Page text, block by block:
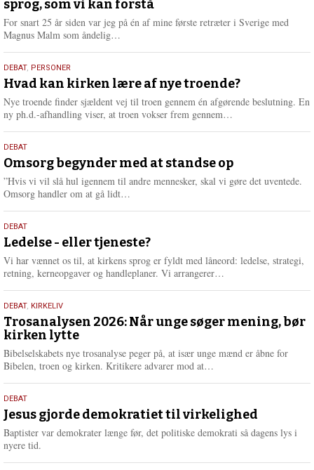
2026
sprog, som vi kan forstå
For snart 25 år siden var jeg på én af mine første retræter i Sverige med
Magnus Malm som åndelig…
e
r
e
25.
juli
2026
DEBAT, PERSONER
Hvad kan kirken lære af nye troende?
Nye troende finder sjældent vej til troen gennem én afgørende beslutning. En
ny ph.d.-afhandling viser, at troen vokser frem gennem…
e
r
e
9.
juli
2026
DEBAT
Omsorg begynder med at standse op
”Hvis vi vil slå hul igennem til andre mennesker, skal vi gøre det uventede.
Omsorg handler om at gå lidt…
e
r
e
10.
juni
2026
DEBAT
Ledelse - eller tjeneste?
Vi har vænnet os til, at kirkens sprog er fyldt med låneord: ledelse, strategi,
retning, kerneopgaver og handleplaner. Vi arrangerer…
e
2.
juni
2026
DEBAT, KIRKELIV
Trosanalysen 2026: Når unge søger mening, bør
kirken lytte
Bibelselskabets nye trosanalyse peger på, at især unge mænd er åbne for
Bibelen, troen og kirken. Kritikere advarer mod at…
e
r
18.
maj
2026
DEBAT
Jesus gjorde demokratiet til virkelighed
Baptister var demokrater længe før, det politiske demokrati så dagens lys i
nyere tid.